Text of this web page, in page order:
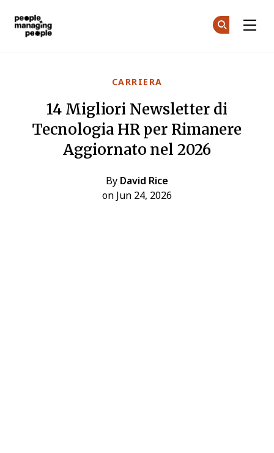
CARRIERA
14 Migliori Newsletter di
Tecnologia HR per Rimanere
Aggiornato nel 2026
By David Rice
on Jun 24, 2026